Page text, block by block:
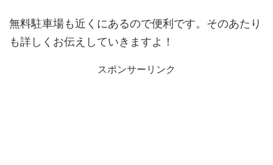
無料駐車場も近くにあるので便利です。そのあたり
も詳しくお伝えしていきますよ！
スポンサーリンク